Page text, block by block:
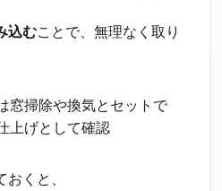
込むことで、無理なく取り
窓掃除や換気とセットで
上げとして確認
くと、